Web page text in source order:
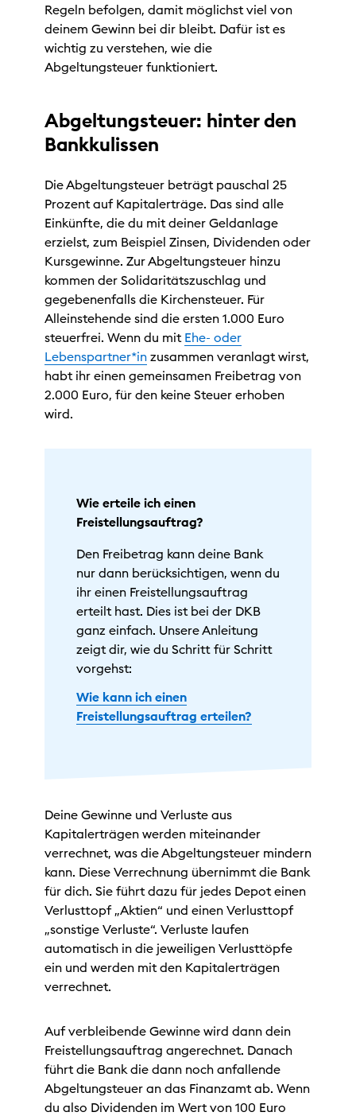
Regeln befolgen, damit möglichst viel von
deinem Gewinn bei dir bleibt. Dafür ist es
wichtig zu verstehen, wie die
Abgeltungsteuer funktioniert.
Abgeltungsteuer: hinter den
Bankkulissen
Die Abgeltungsteuer beträgt pauschal 25
Prozent auf Kapitalerträge. Das sind alle
Einkünfte, die du mit deiner Geldanlage
erzielst, zum Beispiel Zinsen, Dividenden oder
Kursgewinne. Zur Abgeltungsteuer hinzu
kommen der Solidaritätszuschlag und
gegebenenfalls die Kirchensteuer. Für
Alleinstehende sind die ersten 1.000 Euro
steuerfrei. Wenn du mit Ehe- oder
Lebenspartner*inzusammen veranlagt wirst,
habt ihr einen gemeinsamen Freibetrag von
2.000 Euro, für den keine Steuer erhoben
wird.
Wie erteile ich einen
Freistellungsauftrag?
Den Freibetrag kann deine Bank
nur dann berücksichtigen, wenn du
ihr einen Freistellungsauftrag
erteilt hast. Dies ist bei der DKB
ganz einfach. Unsere Anleitung
zeigt dir, wie du Schritt für Schritt
vorgehst:
Wie kann ich einen
Freistellungsauftrag erteilen?
Deine Gewinne und Verluste aus
Kapitalerträgen werden miteinander
verrechnet, was die Abgeltungsteuer mindern
kann. Diese Verrechnung übernimmt die Bank
für dich. Sie führt dazu für jedes Depot einen
Verlusttopf „Aktien“ und einen Verlusttopf
„sonstige Verluste“. Verluste laufen
automatisch in die jeweiligen Verlusttöpfe
ein und werden mit den Kapitalerträgen
verrechnet.
Auf verbleibende Gewinne wird dann dein
Freistellungsauftrag angerechnet. Danach
führt die Bank die dann noch anfallende
Abgeltungsteuer an das Finanzamt ab. Wenn
du also Dividenden im Wert von 100 Euro